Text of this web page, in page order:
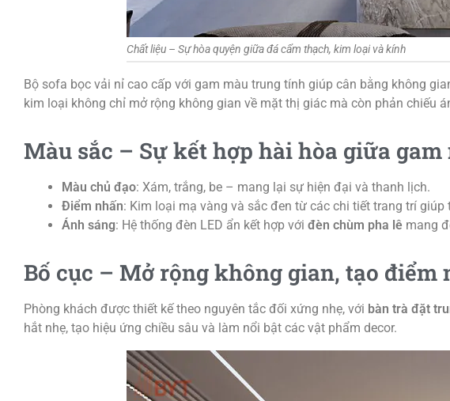
Chất liệu – Sự hòa quyện giữa đá cẩm thạch, kim loại và kính
Bộ sofa bọc vải nỉ cao cấp với gam màu trung tính giúp cân bằng không
kim loại không chỉ mở rộng không gian về mặt thị giác mà còn phản chiếu
Màu sắc – Sự kết hợp hài hòa giữa
Màu chủ đạo: Xám, trắng, be – mang lại sự hiện đại và thanh lịch.
Điểm nhấn: Kim loại mạ vàng và sắc đen từ các chi tiết trang trí
Ánh sáng: Hệ thống đèn LED ẩn kết hợp với đèn chùm pha lê mang
Bố cục – Mở rộng không gian, tạo điểm
Phòng khách được thiết kế theo nguyên tắc đối xứng nhẹ, với bàn trà đặt
hắt nhẹ, tạo hiệu ứng chiều sâu và làm nổi bật các vật phẩm decor.